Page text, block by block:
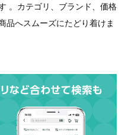
。カテゴリ、ブランド、価格
品へスムーズにたどり着けま